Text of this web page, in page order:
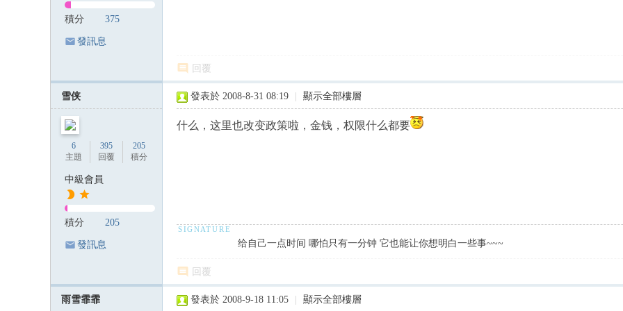
積分 375
發訊息
回覆
雪侠
6
主題
395
回覆
205
積分
中級會員
積分 205
發訊息
發表於 2008-8-31 08:19 顯示全部樓層
什么，这里也改变政策啦，金钱，权限什么都要
给自己一点时间 哪怕只有一分钟 它也能让你想明白一些事~~~
回覆
雨雪霏霏 發表於 2008-9-18 11:05 顯示全部樓層